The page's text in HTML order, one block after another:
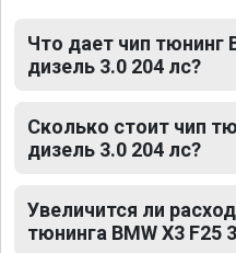
Что дает чип тюнинг
дизель 3.0 204 лс?
Сколько стоит чип
дизель 3.0 204 лс?
Увеличится ли
тюнинга BMW X3 F25